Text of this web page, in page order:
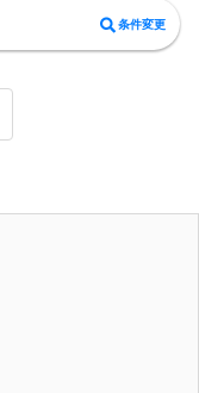
さい。
な格好でおこしになら
合や開催判断人数を下
承ください。
などで当日の参加人
に入り店員に「街コン
ントの対象年齢でない
ねます。
。
金となり、交通費、宿
と判断いたします。
条件変更